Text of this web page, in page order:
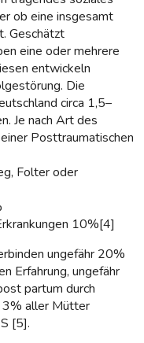
ob eine insgesamt
Geschätzt
eine oder mehrere
entwickeln
Die
circa 1,5–
Je nach Art des
Posttraumatischen
Folter oder
10%[4]
ungefähr 20%
Erfahrung, ungefähr
partum durch
3% aller Mütter
[5].